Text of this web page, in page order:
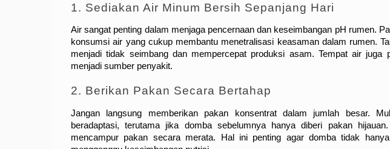
1. Sediakan Air Minum Bersih Sepanjang Hari
Air sangat penting dalam menjaga pencernaan dan keseimbangan pH rumen.
konsumsi air yang cukup membantu menetralisasi keasaman dalam rumen.
menjadi tidak seimbang dan mempercepat produksi asam. Tempat air juga
menjadi sumber penyakit.
2. Berikan Pakan Secara Bertahap
Jangan langsung memberikan pakan konsentrat dalam jumlah besar.
beradaptasi, terutama jika domba sebelumnya hanya diberi pakan
mencampur pakan secara merata. Hal ini penting agar domba tidak